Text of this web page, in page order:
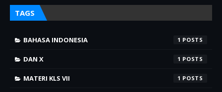
TAGS
BAHASA INDONESIA 1
DAN X 1
MATERI KLS VII 1